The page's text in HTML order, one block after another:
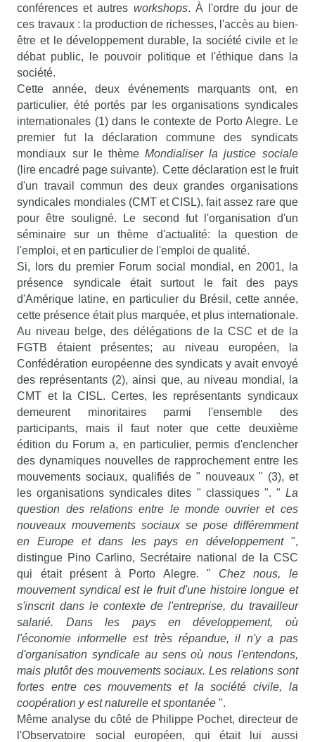
conférences et autres workshops. À l'ordre du jour de
ces travaux : la production de richesses, l'accès au bien-
être et le développement durable, la société civile et le
débat public, le pouvoir politique et l'éthique dans la
société.
Cette année, deux événements marquants ont, en
particulier, été portés par les organisations syndicales
internationales (1) dans le contexte de Porto Alegre. Le
premier fut la déclaration commune des syndicats
mondiaux sur le thèmeMondialiser la justice sociale
(lire encadré page suivante). Cette déclaration est le fruit
d'un travail commun des deux grandes organisations
syndicales mondiales (CMT et CISL), fait assez rare que
pour être souligné. Le second fut l'organisation d'un
séminaire sur un thème d'actualité: la question de
l'emploi, et en particulier de l'emploi de qualité.
Si, lors du premier Forum social mondial, en 2001, la
présence syndicale était surtout le fait des pays
d'Amérique latine, en particulier du Brésil, cette année,
cette présence était plus marquée, et plus internationale.
Au niveau belge, des délégations de la CSC et de la
FGTB étaient présentes; au niveau européen, la
Confédération européenne des syndicats y avait envoyé
des représentants (2), ainsi que, au niveau mondial, la
CMT et la CISL. Certes, les représentants syndicaux
demeurent minoritaires parmi l'ensemble des
participants, mais il faut noter que cette deuxième
édition du Forum a, en particulier, permis d'enclencher
des dynamiques nouvelles de rapprochement entre les
mouvements sociaux, qualifiés de " nouveaux " (3), et
les organisations syndicales dites " classiques ". " La
question des relations entre le monde ouvrier et ces
nouveaux mouvements sociaux se pose différemment
en Europe et dans les pays en développement",
distingue Pino Carlino, Secrétaire national de la CSC
qui était présent à Porto Alegre. " Chez nous, le
mouvement syndical est le fruit d'une histoire longue et
s'inscrit dans le contexte de l'entreprise, du travailleur
salarié. Dans les pays en développement, où
l'économie informelle est très répandue, il n'y a pas
d'organisation syndicale au sens où nous l'entendons,
mais plutôt des mouvements sociaux. Les relations sont
fortes entre ces mouvements et la société civile, la
coopération y est naturelle et spontanée ".
Même analyse du côté de Philippe Pochet, directeur de
l'Observatoire social européen, qui était lui aussi